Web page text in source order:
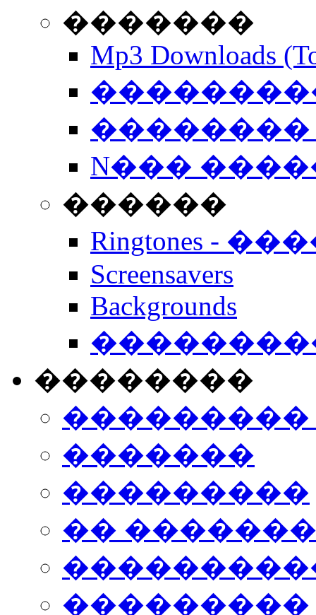
�������
Mp3 Downloads
��������
N���
������
Ringtones -
Screensavers
Backgrounds
��������
���������
�������
���������
��
���������